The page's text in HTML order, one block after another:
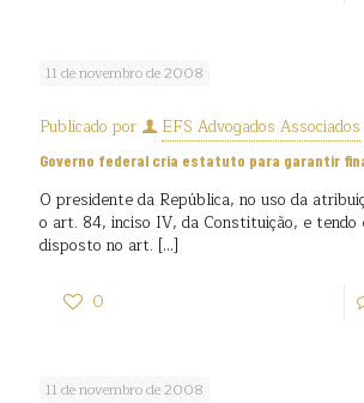
11 de novembro de 2008
Publicado por EFS Advogados Associados
Governo federal cria estatuto para garantir
O presidente da República, no uso da
o art. 84, inciso IV, da Constituição, e tendo
disposto no art. […]
0
11 de novembro de 2008